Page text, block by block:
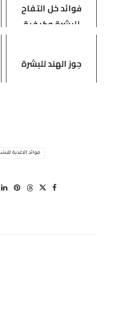
فوائد خل التفاح
للبشرة وكيفية
جوز الهند للبشرة
فوائد الاغذية